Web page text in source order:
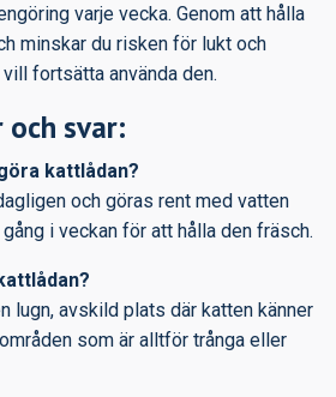
varje vecka. Genom att hålla
minskar du risken för lukt och
fortsätta använda den.
svar:
kattlådan?
och göras rent med vatten
i veckan för att hålla den fräsch.
lugn, avskild plats där katten känner
som är alltför trånga eller